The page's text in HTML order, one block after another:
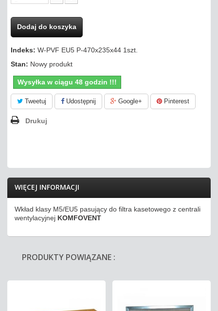
Dodaj do koszyka
Indeks: W-PVF EU5 P-470x235x44 1szt.
Stan: Nowy produkt
Wysyłka w ciągu 48 godzin !!!
Tweetuj Udostępnij Google+ Pinterest
Drukuj
WIĘCEJ INFORMACJI
Wkład klasy M5/EU5 pasujący do filtra kasetowego z centrali
wentylacyjnej KOMFOVENT
PRODUKTY POWIĄZANE :